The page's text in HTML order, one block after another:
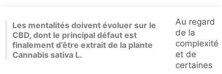
Les mentalités doivent évoluer sur le
CBD, dont le principal défaut est
finalement d’être extrait de la plante
Cannabis sativa L.
Au regard
de la
complexité
et de
certaines